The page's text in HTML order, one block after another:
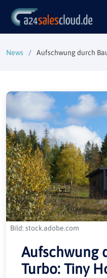
News Aufschwung durch
Bild: stock.adobe.com
Aufschwung
Turbo: Tiny